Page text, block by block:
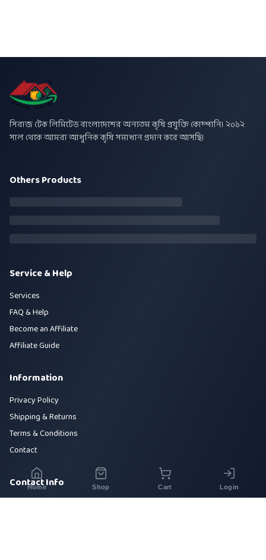
সিরাজ টেক লিমিটেড বাংলাদেশের অন্যতম কৃষি প্রযুক্তি কোম্পানি। ২০১২
সাল থেকে আমরা আধুনিক কৃষি সমাধান প্রদান করে আসছি।
Others Products
Service & Help
Services
FAQ & Help
Become an Affiliate
Affiliate Guide
Information
Privacy Policy
Shipping & Returns
Terms & Conditions
Contact
Contact Info
Home Shop Cart Login